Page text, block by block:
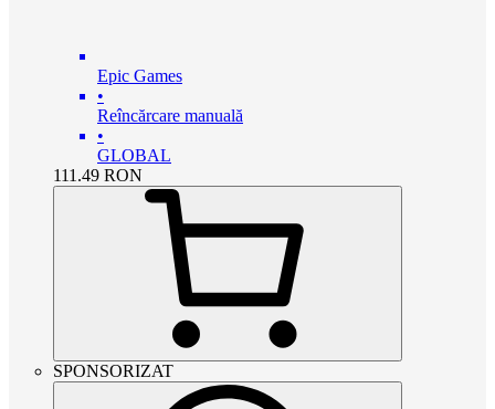
Epic Games
•
Reîncărcare manuală
•
GLOBAL
111.49 RON
SPONSORIZAT